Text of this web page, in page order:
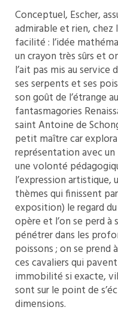
Conceptuel, Escher,
admirable et rien, chez
facilité : l’idée
un crayon très sûrs et
l’ait pas mis au service
ses serpents et ses
son goût de l’étrange
fantasmagories
saint Antoine de
petit maître car
représentation avec
une volonté
l’expression
thèmes qui finissent
exposition) le regard
opère et l’on se perd
pénétrer dans les
poissons ; on se prend
ces cavaliers qui
immobilité si exacte,
sont sur le point de
dimensions.